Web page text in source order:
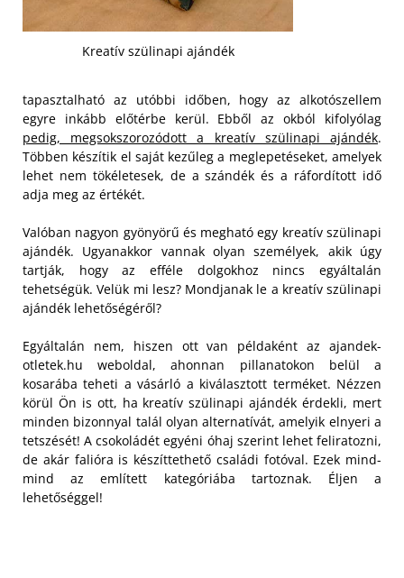
Kreatív szülinapi ajándék
tapasztalható az utóbbi időben, hogy az alkotószellem
egyre inkább előtérbe kerül. Ebből az okból kifolyólag
pedig, megsokszorozódott a kreatív szülinapi ajándék.
Többen készítik el saját kezűleg a meglepetéseket, amelyek
lehet nem tökéletesek, de a szándék és a ráfordított idő
adja meg az értékét.
Valóban nagyon gyönyörű és megható egy kreatív szülinapi
ajándék. Ugyanakkor vannak olyan személyek, akik úgy
tartják, hogy az efféle dolgokhoz nincs egyáltalán
tehetségük. Velük mi lesz? Mondjanak le a kreatív szülinapi
ajándék lehetőségéről?
Egyáltalán nem, hiszen ott van példaként az ajandek-
otletek.hu weboldal, ahonnan pillanatokon belül a
kosarába teheti a vásárló a kiválasztott terméket. Nézzen
körül Ön is ott, ha kreatív szülinapi ajándék érdekli, mert
minden bizonnyal talál olyan alternatívát, amelyik elnyeri a
tetszését! A csokoládét egyéni óhaj szerint lehet feliratozni,
de akár falióra is készíttethető családi fotóval. Ezek mind-
mind az említett kategóriába tartoznak. Éljen a
lehetőséggel!